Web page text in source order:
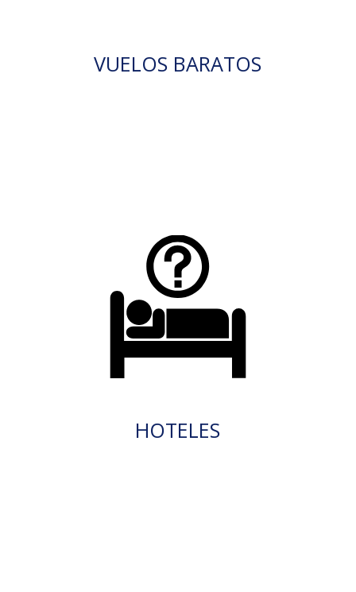
VUELOS BARATOS
HOTELES